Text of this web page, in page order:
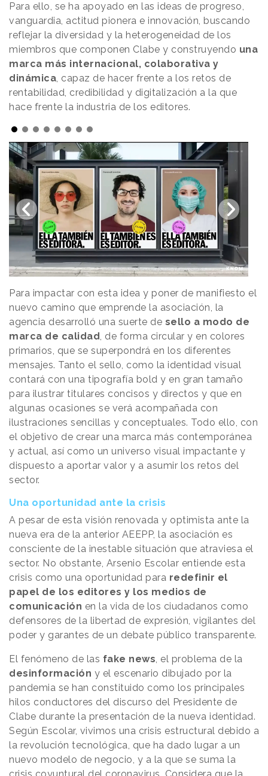
Para ello, se ha apoyado en las ideas de progreso,
vanguardia, actitud pionera e innovación, buscando
reflejar la diversidad y la heterogeneidad de los
miembros que componen Clabe y construyendo una
marca más internacional, colaborativa y
dinámica, capaz de hacer frente a los retos de
rentabilidad, credibilidad y digitalización a la que
hace frente la industria de los editores.
Para impactar con esta idea y poner de manifiesto el
nuevo camino que emprende la asociación, la
agencia desarrolló una suerte de sello a modo de
marca de calidad, de forma circular y en colores
primarios, que se superpondrá en los diferentes
mensajes. Tanto el sello, como la identidad visual
contará con una tipografía bold y en gran tamaño
para ilustrar titulares concisos y directos y que en
algunas ocasiones se verá acompañada con
ilustraciones sencillas y conceptuales. Todo ello, con
el objetivo de crear una marca más contemporánea
y actual, así como un universo visual impactante y
dispuesto a aportar valor y a asumir los retos del
sector.
Una oportunidad ante la crisis
A pesar de esta visión renovada y optimista ante la
nueva era de la anterior AEEPP, la asociación es
consciente de la inestable situación que atraviesa el
sector. No obstante, Arsenio Escolar entiende esta
crisis como una oportunidad para redefinir el
papel de los editores y los medios de
comunicación en la vida de los ciudadanos como
defensores de la libertad de expresión, vigilantes del
poder y garantes de un debate público transparente.
El fenómeno de las fake news, el problema de la
desinformación y el escenario dibujado por la
pandemia se han constituido como los principales
hilos conductores del discurso del Presidente de
Clabe durante la presentación de la nueva identidad.
Según Escolar, vivimos una crisis estructural debido a
la revolución tecnológica, que ha dado lugar a un
nuevo modelo de negocio, y a la que se suma la